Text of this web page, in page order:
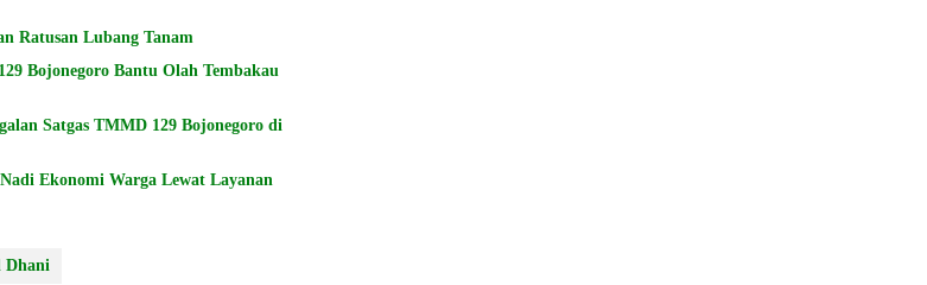
Ratusan Lubang Tanam
Bojonegoro Bantu Olah Tembakau
Satgas TMMD 129 Bojonegoro di
Ekonomi Warga Lewat Layanan
Dhani